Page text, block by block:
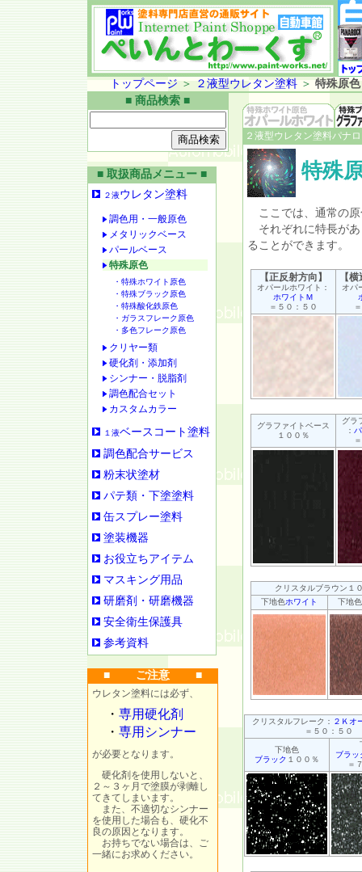
トップページ ＞ ２液型ウレタン塗料＞ 特殊原色
■ 商品検索 ■
■ 取扱商品メニュー ■
２液ウレタン塗料
調色用・一般原色
メタリックベース
パールベース
特殊原色
・特殊ホワイト原色
・特殊ブラック原色
・特殊酸化鉄原色
・ガラスフレーク原色
・多色フレーク原色
クリヤー類
硬化剤・添加剤
シンナー・脱脂剤
調色配合セット
カスタムカラー
１液ベースコート塗料
調色配合サービス
粉末状塗材
パテ類・下塗塗料
缶スプレー塗料
塗装機器
お役立ちアイテム
マスキング用品
研磨剤・研磨機器
安全衛生保護具
参考資料
■ ご注意 ■
ウレタン塗料には必ず、
・ 専用硬化剤
・ 専用シンナー
が必要となります。
硬化剤を使用しないと、
２～３ヶ月で塗膜が剥離し
てきてしまいます。
また、不適切なシンナー
を使用した場合も、硬化不
良の原因となります。
お持ちでない場合は、ご
一緒にお求めください。
２液型ウレタン塗料パナ
特殊
ここでは、通常の原
それぞれに特長があ
ることができます。
【正反射方向】
オパールホワイト：
ホワイトＭ
＝５０：５０
【
オパ
グラファイトベース
１００％
グラ
：
クリスタルブラウン１
下地色ホワイト 下地色
クリスタルフレーク： ２Ｋオ
＝５０：５０
下地色
ブラック １００％
ブラッ
＝